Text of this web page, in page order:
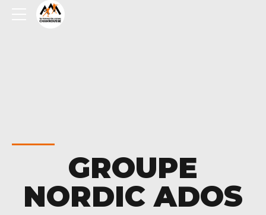
GROUPE
NORDIC ADOS